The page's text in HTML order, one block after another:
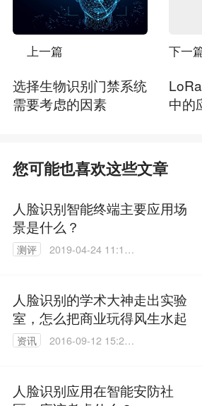
上一篇
选择生物识别门禁系统
需要考虑的因素
下一
中的
您可能也喜欢这些文章
人脸识别智能终端主要应用场
景是什么？
测评
2019-04-24 11:19:
人脸识别的学术大神走出实验
室，怎么把商业玩得风生水起
资讯
2016-09-12 15:21:
人脸识别应用在智能安防社